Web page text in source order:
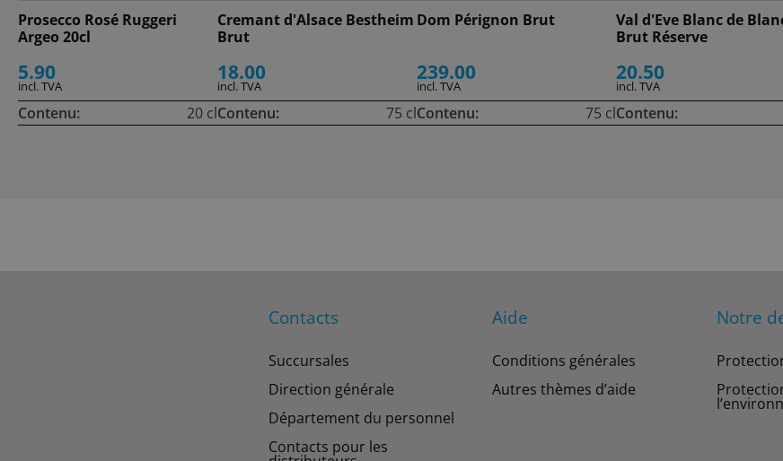
Prosecco Rosé Ruggeri
Argeo 20cl
5.90
incl. TVA
Contenu: 20 cl
Cremant d'Alsace Bestheim
Brut
18.00
incl. TVA
Contenu: 75 cl
Dom Pérignon Brut
239.00
incl. TVA
Contenu: 75 cl
Val d'Eve Blanc de
Brut Réserve
20.50
incl. TVA
Contenu:
Contacts
Succursales
Direction générale
Département du personnel
Contacts pour les
Aide
Conditions générales
Autres thèmes d’aide
Notre